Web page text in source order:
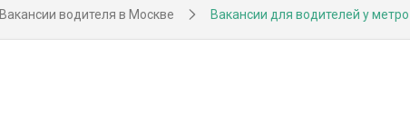
Вакансии водителя в Москве Вакансии для водителей у